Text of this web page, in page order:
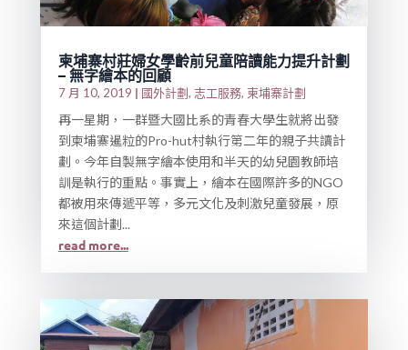
柬埔寨村莊婦女學齡前兒童陪讀能力提升計劃
– 無字繪本的回顧
7 月 10, 2019 | 國外計劃, 志工服務, 柬埔寨計劃
再一星期，一群暨大國比系的青春大學生就將出發
到柬埔寨暹粒的Pro-hut村執行第二年的親子共讀計
劃。今年自製無字繪本使用和半天的幼兒園教師培
訓是執行的重點。事實上，繪本在國際許多的NGO
都被用來傳遞平等，多元文化及刺激兒童發展，原
來這個計劃...
read more...